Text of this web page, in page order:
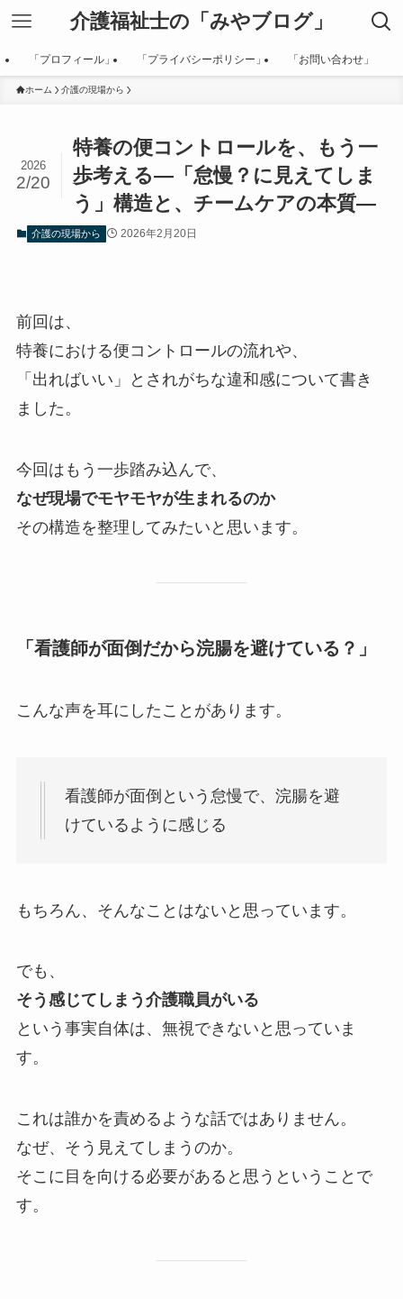
介護福祉士の「みやブログ」
「プロフィール」 「プライバシーポリシー」 「お問い合わせ」
ホーム 介護の現場から
特養の便コントロールを、もう一
歩考える―「怠慢？に見えてしま
う」構造と、チームケアの本質―
2026
2/20
介護の現場から 2026年2月20日
前回は、
特養における便コントロールの流れや、
「出ればいい」とされがちな違和感について書き
ました。
今回はもう一歩踏み込んで、
なぜ現場でモヤモヤが生まれるのか
その構造を整理してみたいと思います。
「看護師が面倒だから浣腸を避けている？」
こんな声を耳にしたことがあります。
看護師が面倒という怠慢で、浣腸を避
けているように感じる
もちろん、そんなことはないと思っています。
でも、
そう感じてしまう介護職員がいる
という事実自体は、無視できないと思っていま
す。
これは誰かを責めるような話ではありません。
なぜ、そう見えてしまうのか。
そこに目を向ける必要があると思うということで
す。